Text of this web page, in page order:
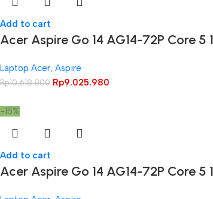
Add to cart
Acer Aspire Go 14 AG14-72P Core 5
Laptop Acer, Aspire
Rp10.618.800 Rp9.025.980
-15%
Add to cart
Acer Aspire Go 14 AG14-72P Core 5